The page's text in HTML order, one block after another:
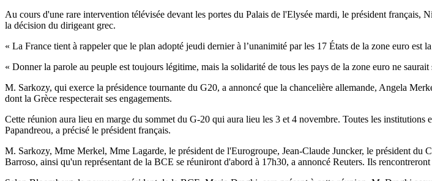
Au cours d'une rare intervention télévisée devant les portes du Palais de l'Elysée mardi, le président français,
la décision du dirigeant grec.
« La France tient à rappeler que le plan adopté jeudi dernier à l’unanimité par les 17 États de la zone euro est
« Donner la parole au peuple est toujours légitime, mais la solidarité de tous les pays de la zone euro ne
M. Sarkozy, qui exerce la présidence tournante du G20, a annoncé que la chancelière allemande, Angela
dont la Grèce respecterait ses engagements.
Cette réunion aura lieu en marge du sommet du G-20 qui aura lieu les 3 et 4 novembre. Toutes les
Papandreou, a précisé le président français.
M. Sarkozy, Mme Merkel, Mme Lagarde, le président de l'Eurogroupe, Jean-Claude Juncker, le président du
Barroso, ainsi qu'un représentant de la BCE se réuniront d'abord à 17h30, a annoncé Reuters. Ils